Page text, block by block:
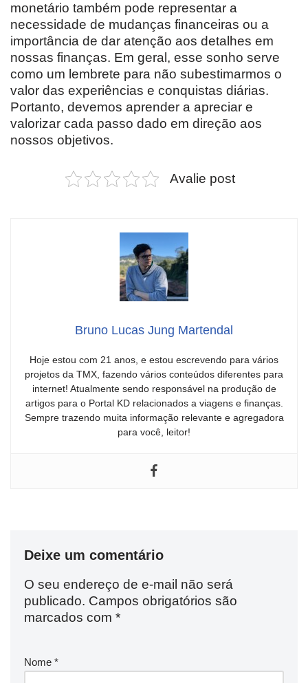
monetário também pode representar a
necessidade de mudanças financeiras ou a
importância de dar atenção aos detalhes em
nossas finanças. Em geral, esse sonho serve
como um lembrete para não subestimarmos o
valor das experiências e conquistas diárias.
Portanto, devemos aprender a apreciar e
valorizar cada passo dado em direção aos
nossos objetivos.
Avalie post
Bruno Lucas Jung Martendal
Hoje estou com 21 anos, e estou escrevendo para vários
projetos da TMX, fazendo vários conteúdos diferentes para
internet! Atualmente sendo responsável na produção de
artigos para o Portal KD relacionados a viagens e finanças.
Sempre trazendo muita informação relevante e agregadora
para você, leitor!
Deixe um comentário
O seu endereço de e-mail não será
publicado. Campos obrigatórios são
marcados com *
Nome *